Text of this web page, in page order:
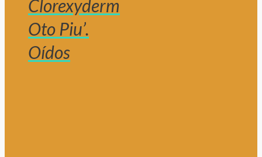
Clorexyderm
Oto Piu’.
Oídos